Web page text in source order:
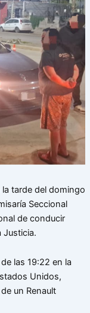
tarde del domingo
Seccional
de conducir
Justicia.
las 19:22 en la
Unidos,
un Renault